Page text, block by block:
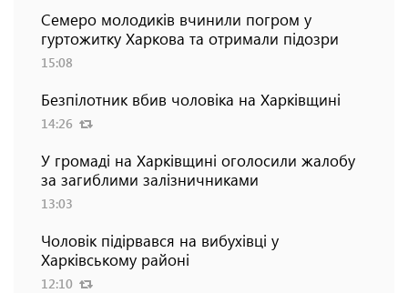
Семеро молодиків вчинили погром у
гуртожитку Харкова та отримали підозри
15:08
Безпілотник вбив чоловіка на Харківщині
14:26
У громаді на Харківщині оголосили жалобу
за загиблими залізничниками
13:03
Чоловік підірвався на вибухівці у
Харківському районі
12:10